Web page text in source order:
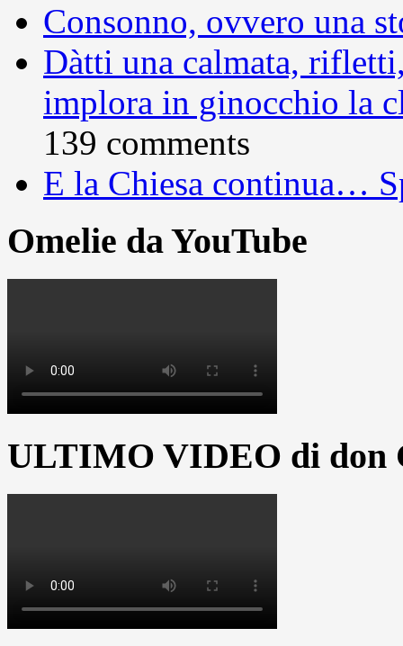
Consonno, ovvero una
Dàtti una calmata,
implora in ginocchio la
139 comments
E la Chiesa continua…
Omelie da YouTube
ULTIMO VIDEO di don